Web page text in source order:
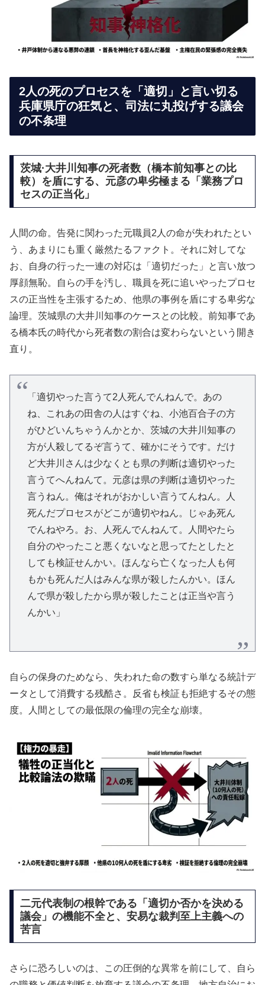
2人の死のプロセスを「適切」と言い切る
兵庫県庁の狂気と、司法に丸投げする議会
の不条理
茨城·大井川知事の死者数（橋本前知事との比
較）を盾にする、元彦の卑劣極まる「業務プロ
セスの正当化」
人間の命。告発に関わった元職員2人の命が失われたとい
う、あまりにも重く厳然たるファクト。それに対してな
お、自身の行った一連の対応は「適切だった」と言い放つ
厚顔無恥。自らの手を汚し、職員を死に追いやったプロセ
スの正当性を主張するため、他県の事例を盾にする卑劣な
論理。茨城県の大井川知事のケースとの比較。前知事であ
る橋本氏の時代から死者数の割合は変わらないという開き
直り。
「適切やった言うて2人死んでんねんで。あの
ね、これあの田舎の人はすぐね、小池百合子の方
がひどいんちゃうんかとか、茨城の大井川知事の
方が人殺してるぞ言うて、確かにそうです。だけ
ど大井川さんは少なくとも県の判断は適切やった
言うてへんねんて。元彦は県の判断は適切やった
言うねん。俺はそれがおかしい言うてんねん。人
死んだプロセスがどこが適切やねん。じゃあ死ん
でんねやろ。お、人死んでんねんて。人間やたら
自分のやったこと悪くないなと思ってたとしたと
しても検証せんかい。ほんなら亡くなった人も何
もかも死んだ人はみんな県が殺したんかい。ほん
んで県が殺したから県が殺したことは正当や言う
んかい」
自らの保身のためなら、失われた命の数すら単なる統計デ
ータとして消費する残酷さ。反省も検証も拒絶するその態
度。人間としての最低限の倫理の完全な崩壊。
二元代表制の根幹である「適切か否かを決める
議会」の機能不全と、安易な裁判至上主義への
苦言
さらに恐ろしいのは、この圧倒的な異常を前にして、自ら